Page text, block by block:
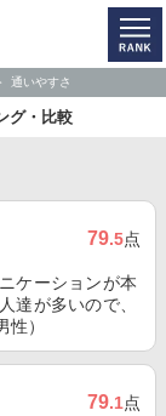
通いやすさ
グ・比較
79.5点
ケーションが本
達が多いので、
）
79.1点